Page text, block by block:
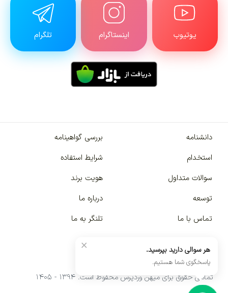
یوتیوب اینستاگرام تلگرام
دانشنامه
بررسی گواهینامه
استخدام
شرایط استفاده
سوالات متداول
هویت برند
توسعه
درباره ما
تماس با ما
تلنگر به ما
تمامی حقوق برای میهن وردپرس محفوظ است. ۱۳۹۴ - ۱۴۰۵
× هر سوالی دارید بپرسید.
پاسخگوی شما هستیم.